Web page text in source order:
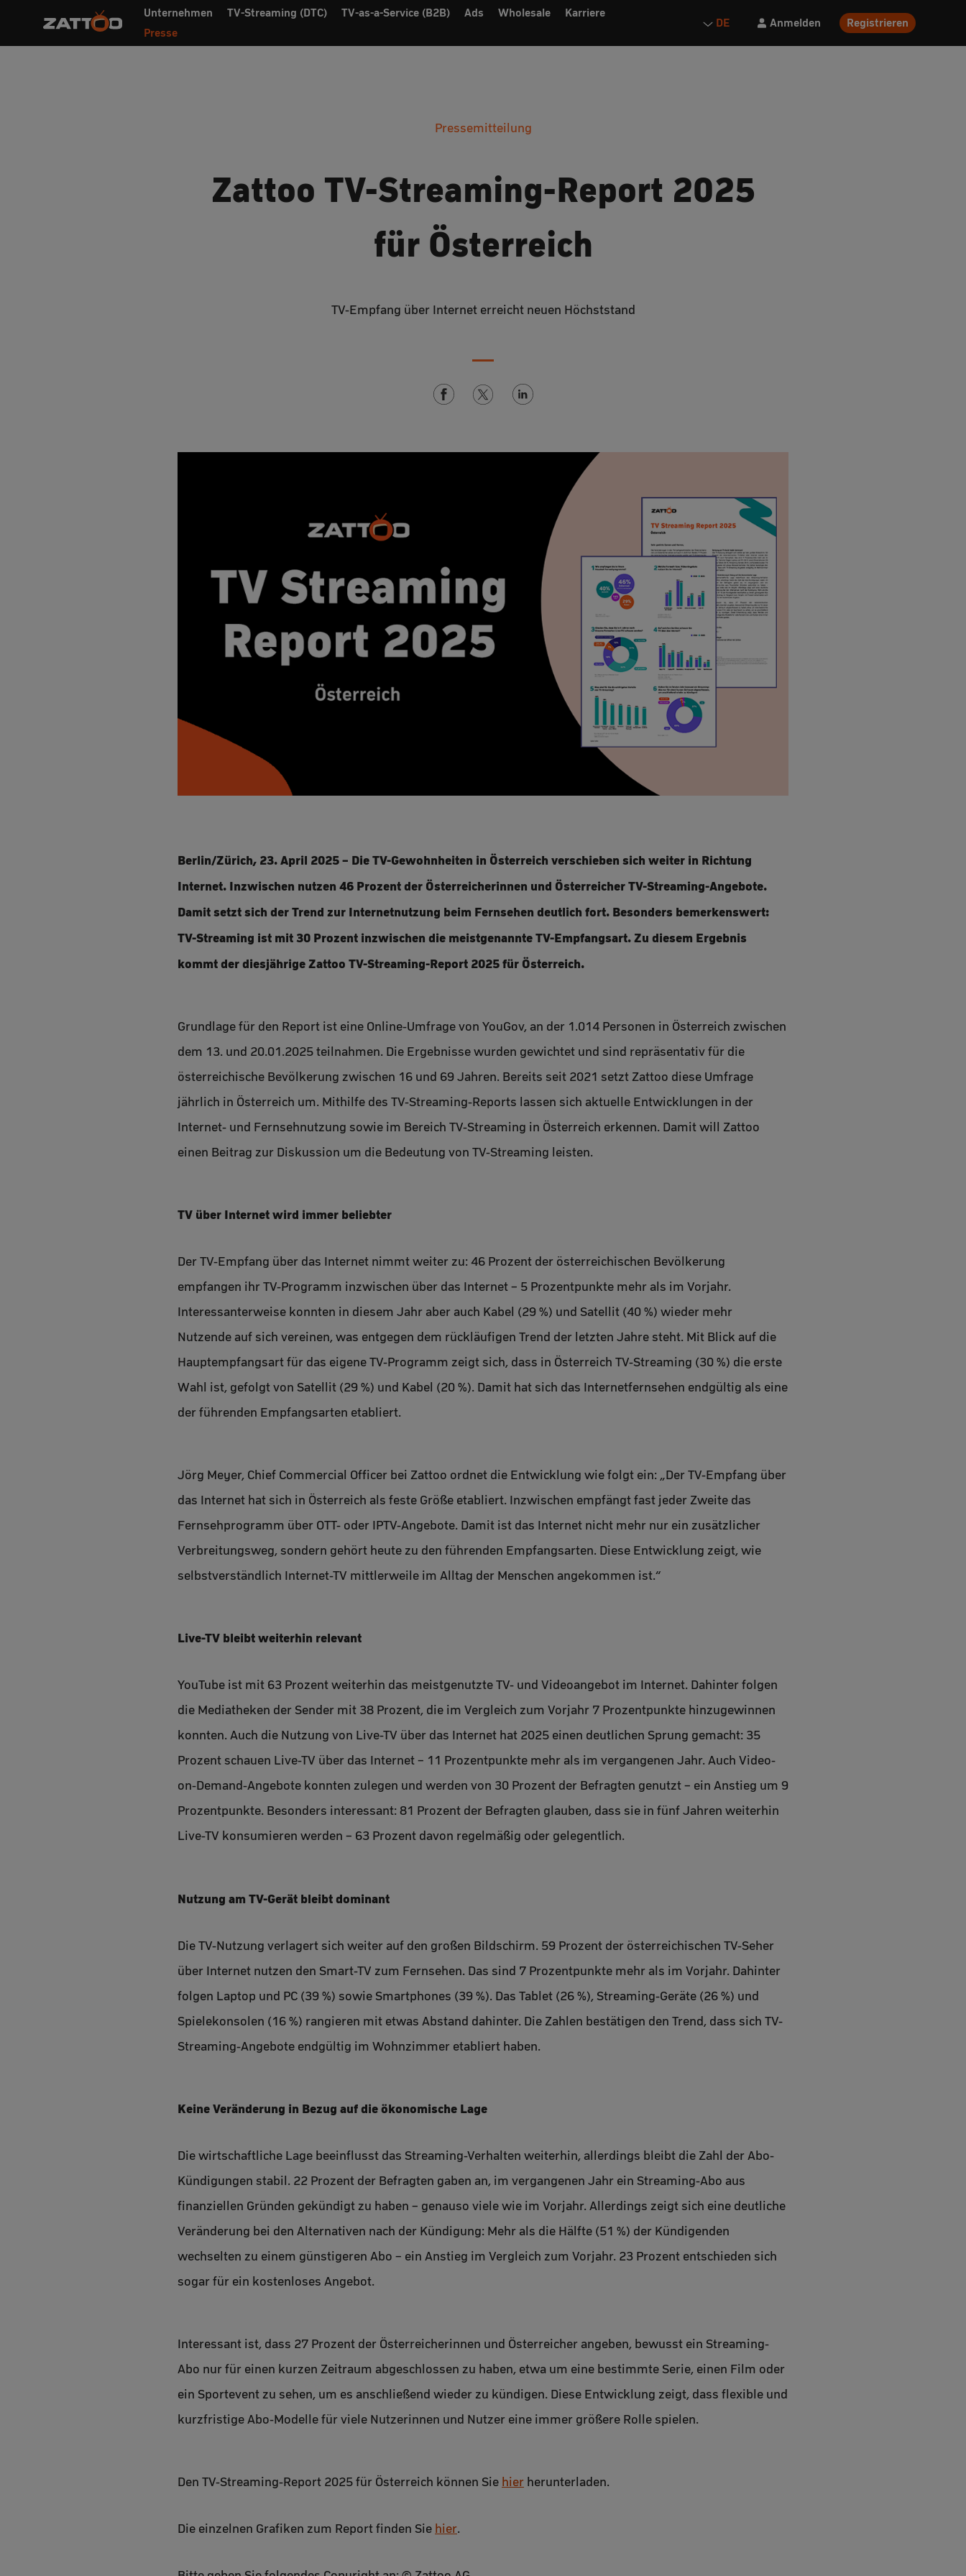
Unternehmen TV-Streaming (DTC) TV-as-a-Service (B2B) Ads Wholesale
Karriere
Presse
DE Anmelden Registrieren
Pressemitteilung
Zattoo TV-Streaming-Report 2025
für Österreich
TV-Empfang über Internet erreicht neuen Höchststand
Berlin/Zürich, 23. April 2025 – Die TV-Gewohnheiten in Österreich verschieben sich weiter in Richtung
Internet. Inzwischen nutzen 46 Prozent der Österreicherinnen und Österreicher TV-Streaming-Angebote.
Damit setzt sich der Trend zur Internetnutzung beim Fernsehen deutlich fort. Besonders bemerkenswert:
TV-Streaming ist mit 30 Prozent inzwischen die meistgenannte TV-Empfangsart. Zu diesem Ergebnis
kommt der diesjährige Zattoo TV-Streaming-Report 2025 für Österreich.
Grundlage für den Report ist eine Online-Umfrage von YouGov, an der 1.014 Personen in Österreich zwischen
dem 13. und 20.01.2025 teilnahmen. Die Ergebnisse wurden gewichtet und sind repräsentativ für die
österreichische Bevölkerung zwischen 16 und 69 Jahren. Bereits seit 2021 setzt Zattoo diese Umfrage
jährlich in Österreich um. Mithilfe des TV-Streaming-Reports lassen sich aktuelle Entwicklungen in der
Internet- und Fernsehnutzung sowie im Bereich TV-Streaming in Österreich erkennen. Damit will Zattoo
einen Beitrag zur Diskussion um die Bedeutung von TV-Streaming leisten.
TV über Internet wird immer beliebter
Der TV-Empfang über das Internet nimmt weiter zu: 46 Prozent der österreichischen Bevölkerung
empfangen ihr TV-Programm inzwischen über das Internet – 5 Prozentpunkte mehr als im Vorjahr.
Interessanterweise konnten in diesem Jahr aber auch Kabel (29 %) und Satellit (40 %) wieder mehr
Nutzende auf sich vereinen, was entgegen dem rückläufigen Trend der letzten Jahre steht. Mit Blick auf die
Hauptempfangsart für das eigene TV-Programm zeigt sich, dass in Österreich TV-Streaming (30 %) die erste
Wahl ist, gefolgt von Satellit (29 %) und Kabel (20 %). Damit hat sich das Internetfernsehen endgültig als eine
der führenden Empfangsarten etabliert.
Jörg Meyer, Chief Commercial Officer bei Zattoo ordnet die Entwicklung wie folgt ein: „Der TV-Empfang über
das Internet hat sich in Österreich als feste Größe etabliert. Inzwischen empfängt fast jeder Zweite das
Fernsehprogramm über OTT- oder IPTV-Angebote. Damit ist das Internet nicht mehr nur ein zusätzlicher
Verbreitungsweg, sondern gehört heute zu den führenden Empfangsarten. Diese Entwicklung zeigt, wie
selbstverständlich Internet-TV mittlerweile im Alltag der Menschen angekommen ist.“
Live-TV bleibt weiterhin relevant
YouTube ist mit 63 Prozent weiterhin das meistgenutzte TV- und Videoangebot im Internet. Dahinter folgen
die Mediatheken der Sender mit 38 Prozent, die im Vergleich zum Vorjahr 7 Prozentpunkte hinzugewinnen
konnten. Auch die Nutzung von Live-TV über das Internet hat 2025 einen deutlichen Sprung gemacht: 35
Prozent schauen Live-TV über das Internet – 11 Prozentpunkte mehr als im vergangenen Jahr. Auch Video-
on-Demand-Angebote konnten zulegen und werden von 30 Prozent der Befragten genutzt – ein Anstieg um 9
Prozentpunkte. Besonders interessant: 81 Prozent der Befragten glauben, dass sie in fünf Jahren weiterhin
Live-TV konsumieren werden – 63 Prozent davon regelmäßig oder gelegentlich.
Nutzung am TV-Gerät bleibt dominant
Die TV-Nutzung verlagert sich weiter auf den großen Bildschirm. 59 Prozent der österreichischen TV-Seher
über Internet nutzen den Smart-TV zum Fernsehen. Das sind 7 Prozentpunkte mehr als im Vorjahr. Dahinter
folgen Laptop und PC (39 %) sowie Smartphones (39 %). Das Tablet (26 %), Streaming-Geräte (26 %) und
Spielekonsolen (16 %) rangieren mit etwas Abstand dahinter. Die Zahlen bestätigen den Trend, dass sich TV-
Streaming-Angebote endgültig im Wohnzimmer etabliert haben.
Keine Veränderung in Bezug auf die ökonomische Lage
Die wirtschaftliche Lage beeinflusst das Streaming-Verhalten weiterhin, allerdings bleibt die Zahl der Abo-
Kündigungen stabil. 22 Prozent der Befragten gaben an, im vergangenen Jahr ein Streaming-Abo aus
finanziellen Gründen gekündigt zu haben – genauso viele wie im Vorjahr. Allerdings zeigt sich eine deutliche
Veränderung bei den Alternativen nach der Kündigung: Mehr als die Hälfte (51 %) der Kündigenden
wechselten zu einem günstigeren Abo – ein Anstieg im Vergleich zum Vorjahr. 23 Prozent entschieden sich
sogar für ein kostenloses Angebot.
Interessant ist, dass 27 Prozent der Österreicherinnen und Österreicher angeben, bewusst ein Streaming-
Abo nur für einen kurzen Zeitraum abgeschlossen zu haben, etwa um eine bestimmte Serie, einen Film oder
ein Sportevent zu sehen, um es anschließend wieder zu kündigen. Diese Entwicklung zeigt, dass flexible und
kurzfristige Abo-Modelle für viele Nutzerinnen und Nutzer eine immer größere Rolle spielen.
Den TV-Streaming-Report 2025 für Österreich können Sie hier herunterladen.
Die einzelnen Grafiken zum Report finden Sie hier.